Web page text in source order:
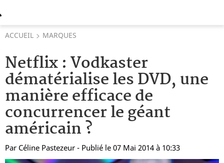
ACCUEIL MARQUES
Netflix : Vodkaster
dématérialise les DVD, une
manière efficace de
concurrencer le géant
américain ?
Par Céline Pastezeur - Publié le 07 Mai 2014 à 10:33